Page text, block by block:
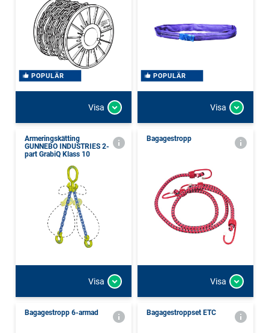
POPULÄR
Visa
POPULÄR
Visa
Armeringskätting
GUNNEBO INDUSTRIES 2-
part GrabiQ Klass 10
Visa
Bagagestropp
Visa
Bagagestropp 6-armad Bagagestroppset ETC